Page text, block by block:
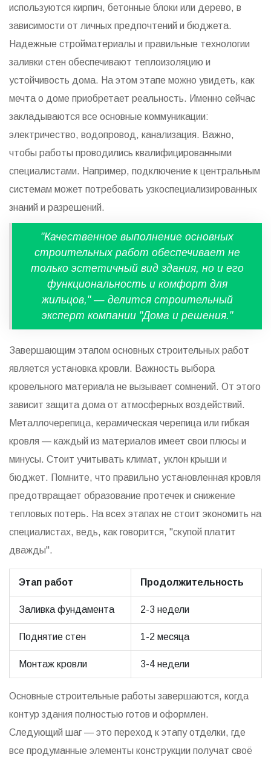
используются кирпич, бетонные блоки или дерево, в
зависимости от личных предпочтений и бюджета.
Надежные стройматериалы и правильные технологии
заливки стен обеспечивают теплоизоляцию и
устойчивость дома. На этом этапе можно увидеть, как
мечта о доме приобретает реальность. Именно сейчас
закладываются все основные коммуникации:
электричество, водопровод, канализация. Важно,
чтобы работы проводились квалифицированными
специалистами. Например, подключение к центральным
системам может потребовать узкоспециализированных
знаний и разрешений.
"Качественное выполнение основных
строительных работ обеспечивает не
только эстетичный вид здания, но и его
функциональность и комфорт для
жильцов," — делится строительный
эксперт компании "Дома и решения."
Завершающим этапом основных строительных работ
является установка кровли. Важность выбора
кровельного материала не вызывает сомнений. От этого
зависит защита дома от атмосферных воздействий.
Металлочерепица, керамическая черепица или гибкая
кровля — каждый из материалов имеет свои плюсы и
минусы. Стоит учитывать климат, уклон крыши и
бюджет. Помните, что правильно установленная кровля
предотвращает образование протечек и снижение
тепловых потерь. На всех этапах не стоит экономить на
специалистах, ведь, как говорится, "скупой платит
дважды".
Этап работ Продолжительность
Заливка фундамента 2-3 недели
Поднятие стен 1-2 месяца
Монтаж кровли 3-4 недели
Основные строительные работы завершаются, когда
контур здания полностью готов и оформлен.
Следующий шаг — это переход к этапу отделки, где
все продуманные элементы конструкции получат своё